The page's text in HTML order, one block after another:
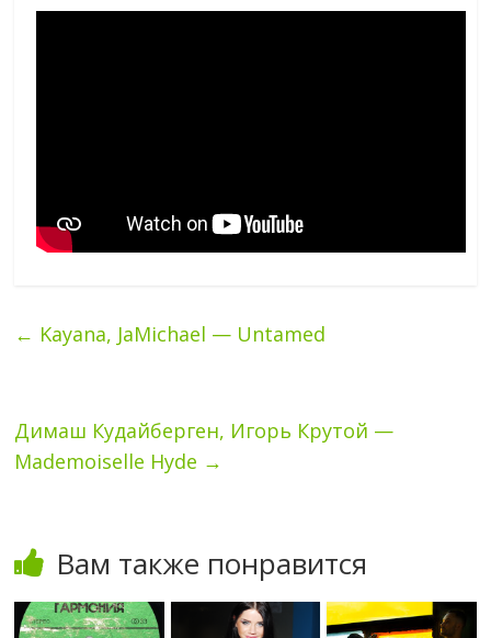
← Kayana, JaMichael — Untamed
Димаш Кудайберген, Игорь Крутой —
Mademoiselle Hyde →
Вам также понравится